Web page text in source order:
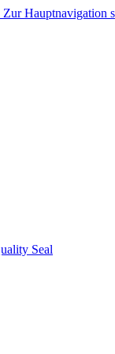
Zur Hauptnavigation